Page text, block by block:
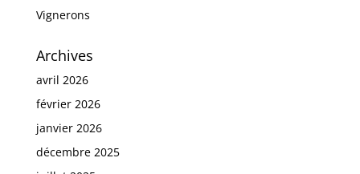
Vignerons
Archives
avril 2026
février 2026
janvier 2026
décembre 2025